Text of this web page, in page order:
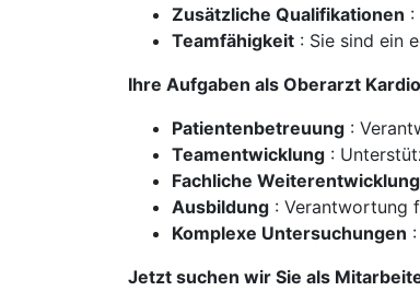
Zusätzliche Qualifikationen :
Teamfähigkeit : Sie sind ein
Ihre Aufgaben als Oberarzt
Patientenbetreuung :
Teamentwicklung :
Fachliche Weiterentwicklung
Ausbildung : Verantwortung
Komplexe Untersuchungen
Jetzt suchen wir Sie als